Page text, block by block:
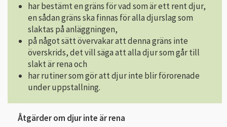
har bestämt en gräns för vad som är ett rent djur,
en sådan gräns ska finnas för alla djurslag som
slaktas på anläggningen,
på något sätt övervakar att denna gräns inte
överskrids, det vill säga att alla djur som går till
slakt är rena och
har rutiner som gör att djur inte blir förorenade
under uppstallning.
Åtgärder om djur inte är rena